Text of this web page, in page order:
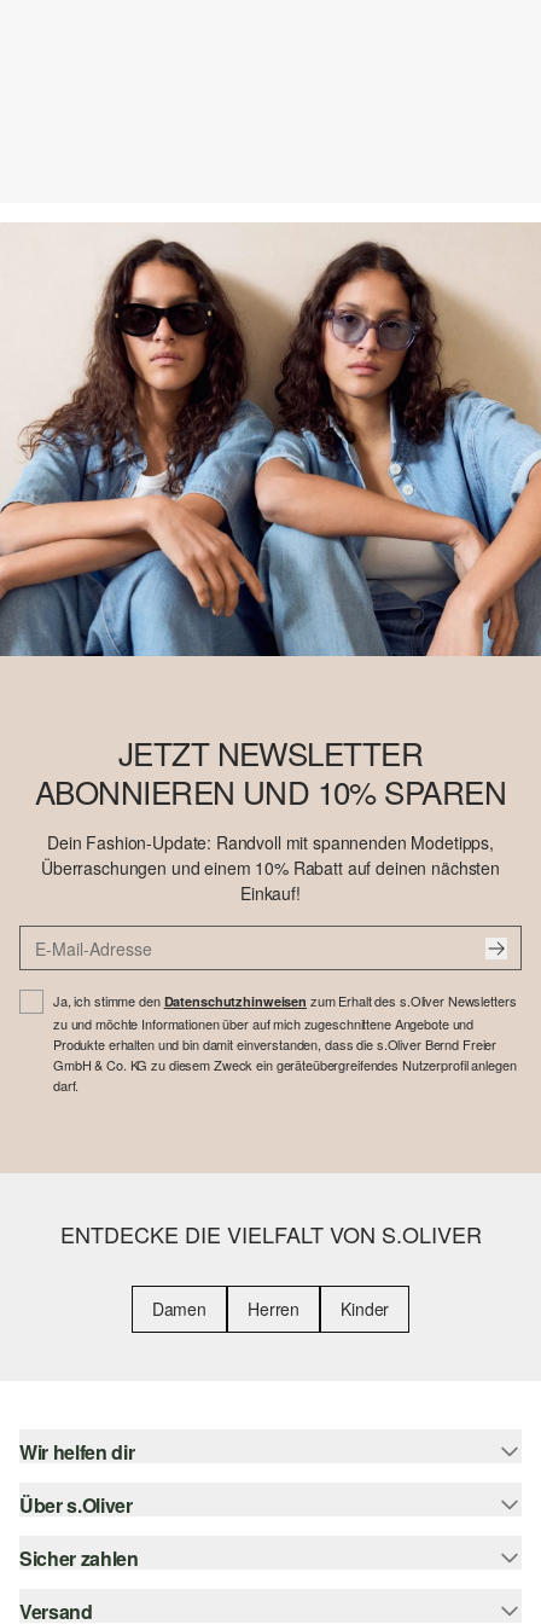
JETZT NEWSLETTER
ABONNIEREN UND 10% SPAREN
Dein Fashion-Update: Randvoll mit spannenden Modetipps,
Überraschungen und einem 10% Rabatt auf deinen nächsten
Einkauf!
Ja, ich stimme den Datenschutzhinweisen zum Erhalt des s.Oliver Newsletters
zu und möchte Informationen über auf mich zugeschnittene Angebote und
Produkte erhalten und bin damit einverstanden, dass die s.Oliver Bernd Freier
GmbH & Co. KG zu diesem Zweck ein geräteübergreifendes Nutzerprofil anlegen
darf.
ENTDECKE DIE VIELFALT VON S.OLIVER
Damen Herren Kinder
Wir helfen dir
Hilfe & FAQ
Größenberatung
Über s.Oliver
s.Oliver Magazin
Whatsapp
Sicher zahlen
Rechnung
Versand